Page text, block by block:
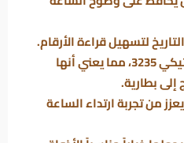
لتسهيل قراءة الأرقام.
تعمل بنظام حركة أوتوماتيكي 3235، مما يعني أنها
إلى بطارية.
من تجربة ارتداء الساعة